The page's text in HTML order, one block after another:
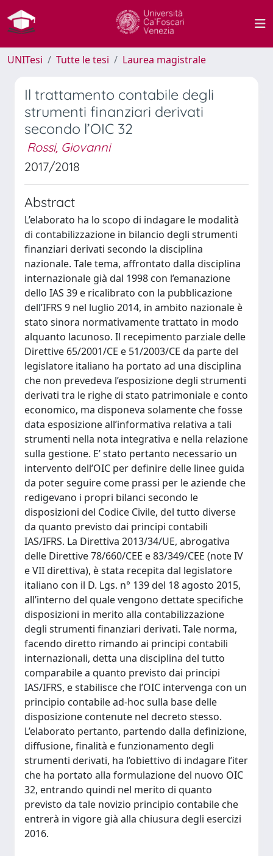
UNITesi Tutte le tesi Laurea magistrale
Il trattamento contabile degli
strumenti finanziari derivati
secondo l’OIC 32
Rossi, Giovanni
2017/2018
Abstract
L’elaborato ha lo scopo di indagare le modalità
di contabilizzazione in bilancio degli strumenti
finanziari derivati secondo la disciplina
nazionale. Tale tema, affrontato dalla disciplina
internazionale già dal 1998 con l’emanazione
dello IAS 39 e ricalibrato con la pubblicazione
dell’IFRS 9 nel luglio 2014, in ambito nazionale è
stato sinora normativamente trattato in modo
alquanto lacunoso. Il recepimento parziale delle
Direttive 65/2001/CE e 51/2003/CE da parte del
legislatore italiano ha portato ad una disciplina
che non prevedeva l’esposizione degli strumenti
derivati tra le righe di stato patrimoniale e conto
economico, ma disponeva solamente che fosse
data esposizione all’informativa relativa a tali
strumenti nella nota integrativa e nella relazione
sulla gestione. E’ stato pertanto necessario un
intervento dell’OIC per definire delle linee guida
da poter seguire come prassi per le aziende che
redigevano i propri bilanci secondo le
disposizioni del Codice Civile, del tutto diverse
da quanto previsto dai principi contabili
IAS/IFRS. La Direttiva 2013/34/UE, abrogativa
delle Direttive 78/660/CEE e 83/349/CEE (note IV
e VII direttiva), è stata recepita dal legislatore
italiano con il D. Lgs. n° 139 del 18 agosto 2015,
all’interno del quale vengono dettate specifiche
disposizioni in merito alla contabilizzazione
degli strumenti finanziari derivati. Tale norma,
facendo diretto rimando ai principi contabili
internazionali, detta una disciplina del tutto
comparabile a quanto previsto dai principi
IAS/IFRS, e stabilisce che l’OIC intervenga con un
principio contabile ad-hoc sulla base delle
disposizione contenute nel decreto stesso.
L’elaborato pertanto, partendo dalla definizione,
diffusione, finalità e funzionamento degli
strumenti derivati, ha l’obiettivo di indagare l’iter
che ha portato alla formulazione del nuovo OIC
32, entrando quindi nel merito di quanto
previsto da tale novizio principio contabile che
entrerà in vigore già alla chiusura degli esercizi
2016.